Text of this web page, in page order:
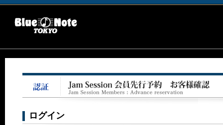
ョ
ン
ログイン